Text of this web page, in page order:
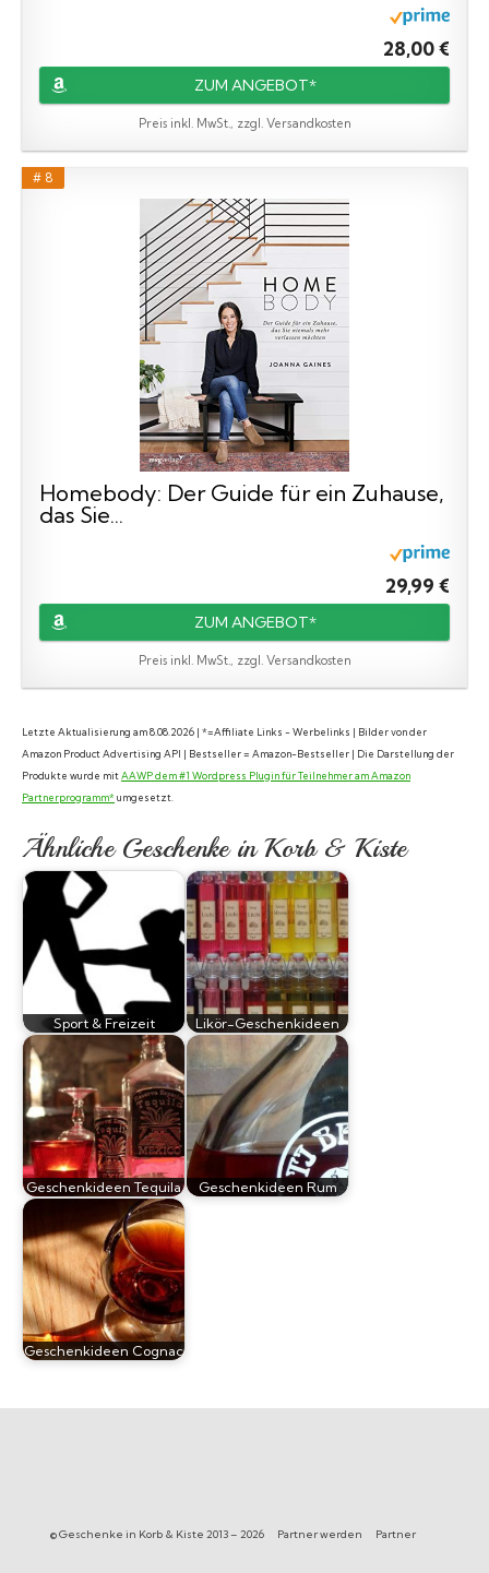
28,00 €
ZUM ANGEBOT*
Preis inkl. MwSt., zzgl. Versandkosten
# 8
Homebody: Der Guide für ein Zuhause,
das Sie...
29,99 €
ZUM ANGEBOT*
Preis inkl. MwSt., zzgl. Versandkosten
Letzte Aktualisierung am 8.08.2026 | *=Affiliate Links - Werbelinks | Bilder von der
Amazon Product Advertising API | Bestseller = Amazon-Bestseller | Die Darstellung der
Produkte wurde mitAAWP dem #1 Wordpress Plugin für Teilnehmer am Amazon
Partnerprogramm*umgesetzt.
Ähnliche Geschenke in Korb & Kiste
Sport & Freizeit Likör-Geschenkideen
Geschenkideen Tequila Geschenkideen Rum
Geschenkideen Cognac
© Geschenke in Korb & Kiste 2013 – 2026 Partner werden Partner